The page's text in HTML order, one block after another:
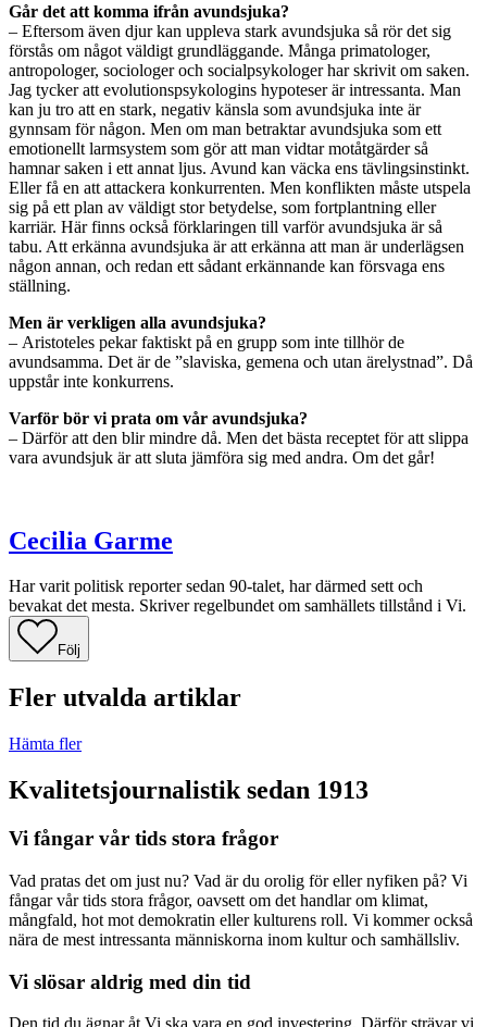
Går det att komma ifrån avundsjuka?
– Eftersom även djur kan uppleva stark avundsjuka så rör det sig
förstås om något väldigt grundläggande. Många primatologer,
antropologer, sociologer och socialpsykologer har skrivit om saken.
Jag tycker att evolutionspsykologins hypoteser är intressanta. Man
kan ju tro att en stark, negativ känsla som avundsjuka inte är
gynnsam för någon. Men om man betraktar avundsjuka som ett
emotionellt larmsystem som gör att man vidtar motåtgärder så
hamnar saken i ett annat ljus. Avund kan väcka ens tävlingsinstinkt.
Eller få en att attackera konkurrenten. Men konflikten måste utspela
sig på ett plan av väldigt stor betydelse, som fortplantning eller
karriär. Här finns också förklaringen till varför avundsjuka är så
tabu. Att erkänna avundsjuka är att erkänna att man är underlägsen
någon annan, och redan ett sådant erkännande kan försvaga ens
ställning.
Men är verkligen alla avundsjuka?
– Aristoteles pekar faktiskt på en grupp som inte tillhör de
avundsamma. Det är de ”slaviska, gemena och utan ärelystnad”. Då
uppstår inte konkurrens.
Varför bör vi prata om vår avundsjuka?
– Därför att den blir mindre då. Men det bästa receptet för att slippa
vara avundsjuk är att sluta jämföra sig med andra. Om det går!
Cecilia Garme
Har varit politisk reporter sedan 90-talet, har därmed sett och
bevakat det mesta. Skriver regelbundet om samhällets tillstånd i Vi.
Följ
Fler utvalda artiklar
Hämta fler
Kvalitetsjournalistik sedan 1913
Vi fångar vår tids stora frågor
Vad pratas det om just nu? Vad är du orolig för eller nyfiken på? Vi
fångar vår tids stora frågor, oavsett om det handlar om klimat,
mångfald, hot mot demokratin eller kulturens roll. Vi kommer också
nära de mest intressanta människorna inom kultur och samhällsliv.
Vi slösar aldrig med din tid